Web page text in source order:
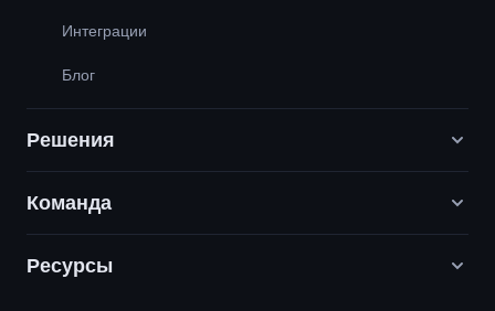
Интеграции
Блог
Решения
Digital-маркетинговые агентства
Команда
Вакансии
Ресурсы